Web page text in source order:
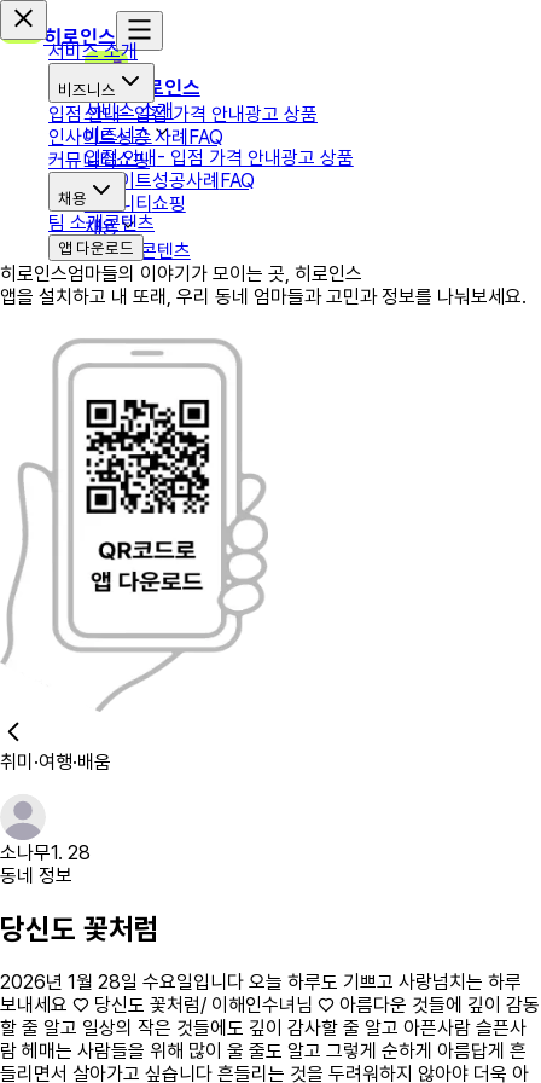
히로인스
히로인스
서비스 소개
비즈니스
입점 안내- 입점 가격 안내광고 상품
인사이트성공사례FAQ
커뮤니티쇼핑
채용
팀 소개 콘텐츠
서비스 소개
비즈니스
입점 안내- 입점 가격 안내광고 상품
인사이트성공 사례FAQ
커뮤니티쇼핑
채용
팀 소개콘텐츠
앱 다운로드
히로인스엄마들의 이야기가 모이는 곳, 히로인스
앱을 설치하고 내 또래, 우리 동네 엄마들과 고민과 정보를 나눠보세요.
취미·여행·배움
소나무1. 28
동네 정보
당신도 꽃처럼
2026년 1월 28일 수요일입니다 오늘 하루도 기쁘고 사랑넘치는 하루
보내세요 ♡ 당신도 꽃처럼/ 이해인수녀님 ♡ 아름다운 것들에 깊이 감동
할 줄 알고 일상의 작은 것들에도 깊이 감사할 줄 알고 아픈사람 슬픈사
람 헤매는 사람들을 위해 많이 울 줄도 알고 그렇게 순하게 아름답게 흔
들리면서 살아가고 싶습니다 흔들리는 것을 두려워하지 않아야 더욱 아